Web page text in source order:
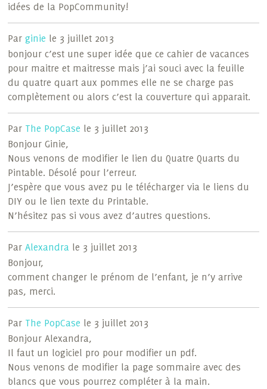
idées de la PopCommunity!
Parginie le 3 juillet 2013
bonjour c’est une super idée que ce cahier de vacances
pour maitre et maitresse mais j’ai souci avec la feuille
du quatre quart aux pommes elle ne se charge pas
complètement ou alors c’est la couverture qui apparait.
Par The PopCase le 3 juillet 2013
Bonjour Ginie,
Nous venons de modifier le lien du Quatre Quarts du
Pintable. Désolé pour l’erreur.
J’espère que vous avez pu le télécharger via le liens du
DIY ou le lien texte du Printable.
N’hésitez pas si vous avez d’autres questions.
ParAlexandra le 3 juillet 2013
Bonjour,
comment changer le prénom de l’enfant, je n’y arrive
pas, merci.
Par The PopCase le 3 juillet 2013
Bonjour Alexandra,
Il faut un logiciel pro pour modifier un pdf.
Nous venons de modifier la page sommaire avec des
blancs que vous pourrez compléter à la main.